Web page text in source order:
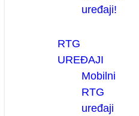
uređaji!
RTG
UREĐAJI
Mobilni
RTG
uređaji